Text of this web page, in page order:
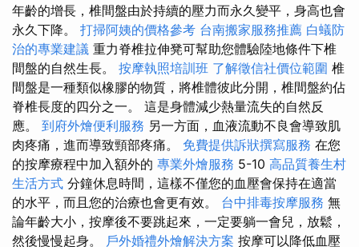
年齡的增長，椎間盤由於持續的壓力而永久變平，身高也會
永久下降。 打掃阿姨的價格參考 台南搬家服務推薦 白蟻防
治的專業建議 重力脊椎拉伸凳可幫助您體驗陸地條件下椎
間盤的自然生長。 按摩執照培訓班 了解徵信社價位範圍 椎
間盤是一種類似橡膠的物質，將椎體彼此分開，椎間盤約佔
脊椎長度的四分之一。 這是身體減少熱量流失的自然反
應。 到府外燴便利服務 另一方面，血液流動不良會導致肌
肉疼痛，進而導致頸部疼痛。 免費提供訴狀撰寫服務 在您
的按摩療程中加入額外的 專業外燴服務 5-10 高品質養生村
生活方式 分鐘休息時間，這樣不僅您的血壓會保持在適當
的水平，而且您的治療也會更有效。 台中排毒按摩服務 無
論年齡大小，按摩後不要跳起來，一定要躺一會兒，放鬆，
然後慢慢起身。 戶外婚禮外燴解決方案 按摩可以降低血壓